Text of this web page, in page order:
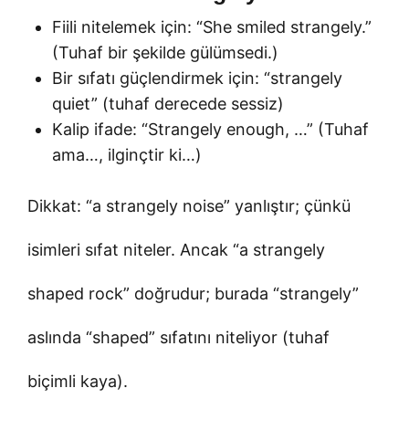
Fiili nitelemek için: “She smiled strangely.”
(Tuhaf bir şekilde gülümsedi.)
Bir sıfatı güçlendirmek için: “strangely
quiet” (tuhaf derecede sessiz)
Kalip ifade: “Strangely enough, …” (Tuhaf
ama…, ilginçtir ki…)
Dikkat: “a strangely noise” yanlıştır; çünkü
isimleri sıfat niteler. Ancak “a strangely
shaped rock” doğrudur; burada “strangely”
aslında “shaped” sıfatını niteliyor (tuhaf
biçimli kaya).